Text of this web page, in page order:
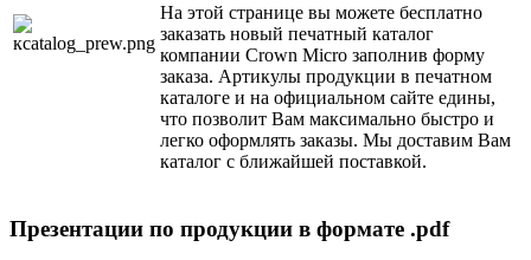
На этой странице вы можете бесплатно
заказать новый печатный каталог
компании Crown Micro заполнив форму
заказа. Артикулы продукции в печатном
каталоге и на официальном сайте едины,
что позволит Вам максимально быстро и
легко оформлять заказы. Мы доставим Вам
каталог с ближайшей поставкой.
Презентации по продукции в формате .pdf